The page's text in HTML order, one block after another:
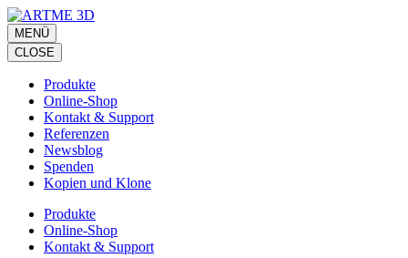
Zum
Inhalt
springen
(Eingabetaste
drücken)
MENÜ
CLOSE
Produkte
Online-Shop
Kontakt & Support
Referenzen
Newsblog
Spenden
Kopien und Klone
Produkte
Online-Shop
Kontakt & Support